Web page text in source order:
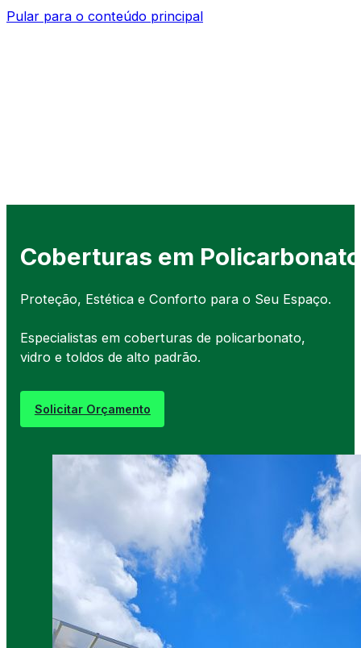
Pular para o conteúdo principal
Coberturas em
Proteção, Estética e Conforto para o Seu Espaço.
Especialistas em coberturas de policarbonato,
vidro e toldos de alto padrão.
Solicitar Orçamento